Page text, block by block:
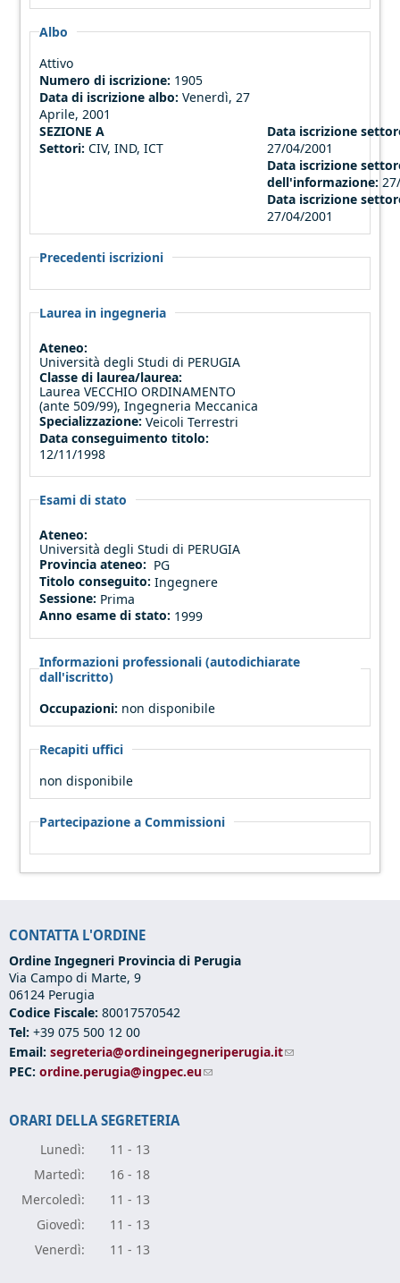
Albo
Attivo
Numero di iscrizione: 1905
Data di iscrizione albo: Venerdì, 27
Aprile, 2001
SEZIONE A
Settori: CIV, IND, ICT
Data iscrizione
27/04/2001
Data iscrizione
dell'informazione:
Data iscrizione
27/04/2001
Precedenti iscrizioni
Laurea in ingegneria
Ateneo:
Università degli Studi di PERUGIA
Classe di laurea/laurea:
Laurea VECCHIO ORDINAMENTO
(ante 509/99), Ingegneria Meccanica
Specializzazione:Veicoli Terrestri
Data conseguimento titolo:
12/11/1998
Esami di stato
Ateneo:
Università degli Studi di PERUGIA
Provincia ateneo: PG
Titolo conseguito:Ingegnere
Sessione: Prima
Anno esame di stato: 1999
Informazioni professionali (autodichiarate
dall'iscritto)
Occupazioni: non disponibile
Recapiti uffici
non disponibile
Partecipazione a Commissioni
CONTATTA L'ORDINE
Ordine Ingegneri Provincia di Perugia
Via Campo di Marte, 9
06124 Perugia
Codice Fiscale: 80017570542
Tel: +39 075 500 12 00
Email: segreteria@ordineingegneriperugia.it(link sends e-mail)
PEC: ordine.perugia@ingpec.eu(link sends e-mail)
ORARI DELLA SEGRETERIA
Lunedì:
11 - 13
Martedì:
16 - 18
Mercoledì:
11 - 13
Giovedì:
11 - 13
Venerdì: 11 - 13